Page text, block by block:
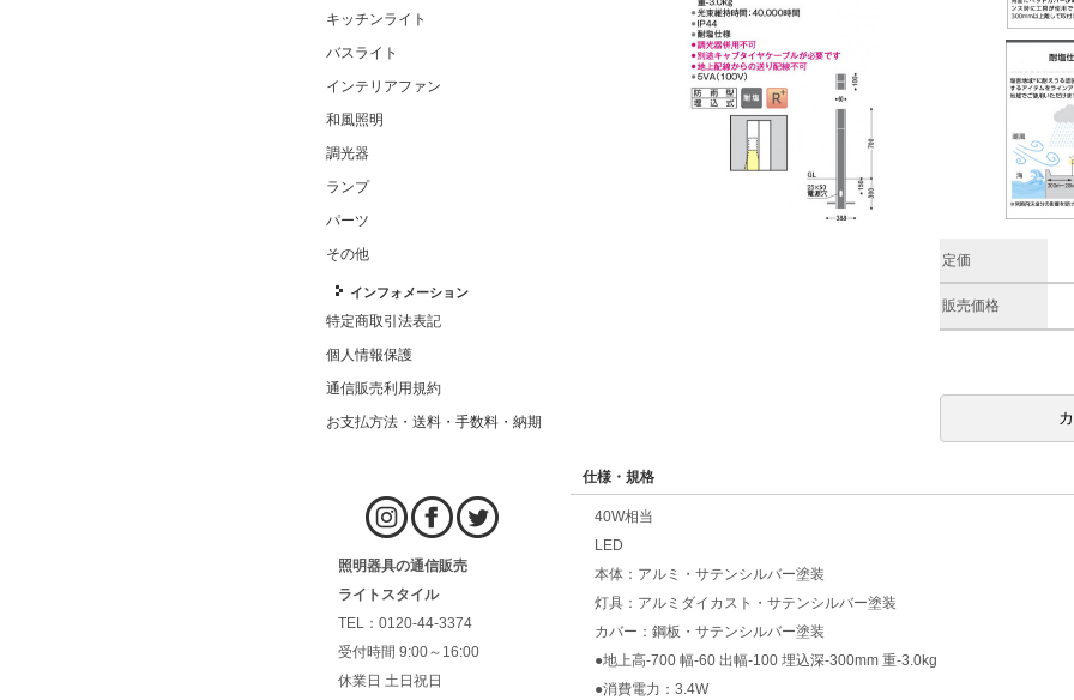
キッチンライト
バスライト
インテリアファン
和風照明
調光器
ランプ
パーツ
その他
インフォメーション
特定商取引法表記
個人情報保護
通信販売利用規約
お支払方法・送料・手数料・納期
照明器具の通信販売
ライトスタイル
TEL：0120-44-3374
受付時間 9:00～16:00
休業日 土日祝日
定価
販売価格
仕様・規格
40W相当
LED
本体：アルミ・サテンシルバー塗装
灯具：アルミダイカスト・サテンシルバー塗装
カバー：鋼板・サテンシルバー塗装
●地上高-700 幅-60 出幅-100 埋込深-300mm 重-3.0kg
●消費電力：3.4W